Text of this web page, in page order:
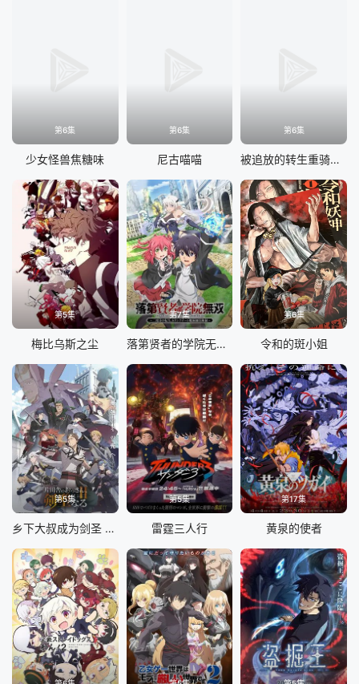
第6集
少女怪兽焦糖味
第6集
尼古喵喵
第6集
被追放的转生重骑士用游戏知识开无双
第5集
梅比乌斯之尘
第7集
落第贤者的学院无双第二回转生，S等级作弊魔术师冒险记
第6集
令和的斑小姐
第5集
乡下大叔成为剑圣 第二季
第5集
雷霆三人行
第17集
黄泉的使者